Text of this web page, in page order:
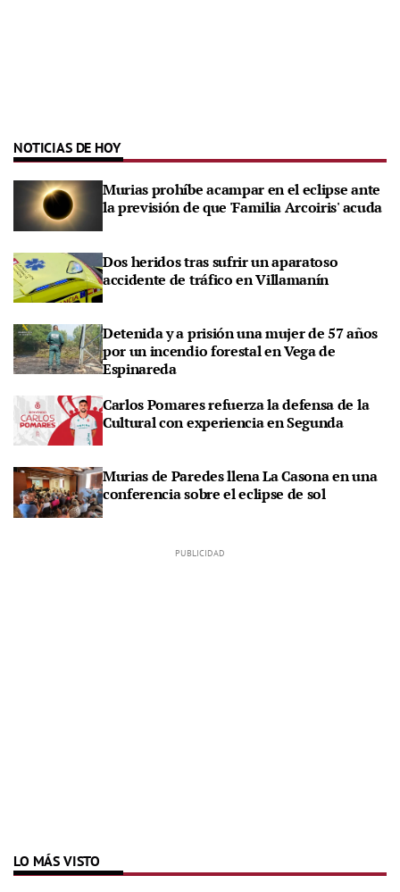
NOTICIAS DE HOY
Murias prohíbe acampar en el eclipse ante
la previsión de que 'Familia Arcoiris' acuda
Dos heridos tras sufrir un aparatoso
accidente de tráfico en Villamanín
Detenida y a prisión una mujer de 57 años
por un incendio forestal en Vega de
Espinareda
Carlos Pomares refuerza la defensa de la
Cultural con experiencia en Segunda
Murias de Paredes llena La Casona en una
conferencia sobre el eclipse de sol
LO MÁS VISTO